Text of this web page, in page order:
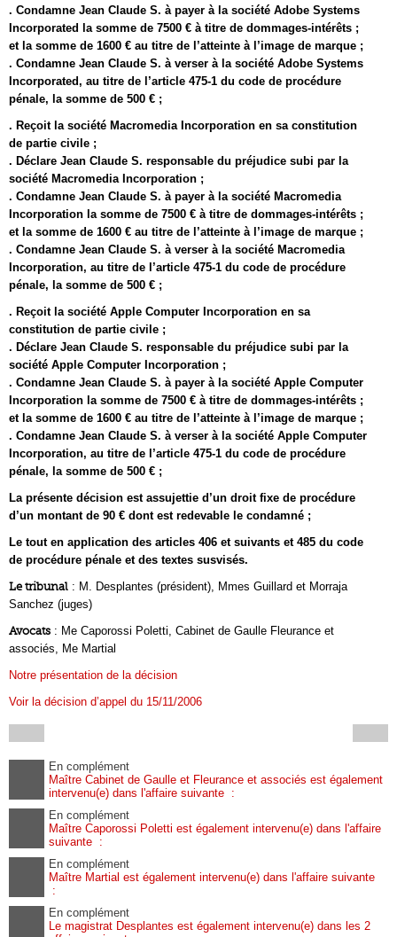
. Condamne Jean Claude S. à payer à la société Adobe Systems
Incorporated la somme de 7500 € à titre de dommages-intérêts ;
et la somme de 1600 € au titre de l’atteinte à l’image de marque ;
. Condamne Jean Claude S. à verser à la société Adobe Systems
Incorporated, au titre de l’article 475-1 du code de procédure
pénale, la somme de 500 € ;
. Reçoit la société Macromedia Incorporation en sa constitution
de partie civile ;
. Déclare Jean Claude S. responsable du préjudice subi par la
société Macromedia Incorporation ;
. Condamne Jean Claude S. à payer à la société Macromedia
Incorporation la somme de 7500 € à titre de dommages-intérêts ;
et la somme de 1600 € au titre de l’atteinte à l’image de marque ;
. Condamne Jean Claude S. à verser à la société Macromedia
Incorporation, au titre de l’article 475-1 du code de procédure
pénale, la somme de 500 € ;
. Reçoit la société Apple Computer Incorporation en sa
constitution de partie civile ;
. Déclare Jean Claude S. responsable du préjudice subi par la
société Apple Computer Incorporation ;
. Condamne Jean Claude S. à payer à la société Apple Computer
Incorporation la somme de 7500 € à titre de dommages-intérêts ;
et la somme de 1600 € au titre de l’atteinte à l’image de marque ;
. Condamne Jean Claude S. à verser à la société Apple Computer
Incorporation, au titre de l’article 475-1 du code de procédure
pénale, la somme de 500 € ;
La présente décision est assujettie d’un droit fixe de procédure
d’un montant de 90 € dont est redevable le condamné ;
Le tout en application des articles 406 et suivants et 485 du code
de procédure pénale et des textes susvisés.
Le tribunal : M. Desplantes (président), Mmes Guillard et Morraja
Sanchez (juges)
Avocats : Me Caporossi Poletti, Cabinet de Gaulle Fleurance et
associés, Me Martial
Notre présentation de la décision
Voir la décision d’appel du 15/11/2006
En complément
Maître Cabinet de Gaulle et Fleurance et associés est également
intervenu(e) dans l'affaire suivante :
En complément
Maître Caporossi Poletti est également intervenu(e) dans l'affaire
suivante :
En complément
Maître Martial est également intervenu(e) dans l'affaire suivante
:
En complément
Le magistrat Desplantes est également intervenu(e) dans les 2